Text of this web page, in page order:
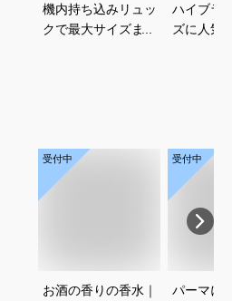
機内持ち込みリュッ
クで最大サイズまで
ハイブラ
ズに人気
受付中
お酒の香りの香水｜
受付中
パーマに